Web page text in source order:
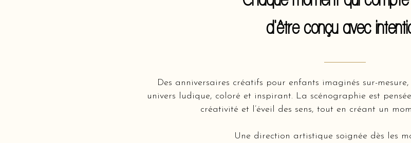
d'être conçu avec
Des anniversaires créatifs pour enfants imaginés sur-
univers ludique, coloré et inspirant. La scénographie est
créativité et l’éveil des sens, tout en créant un
Une direction artistique soignée dès les